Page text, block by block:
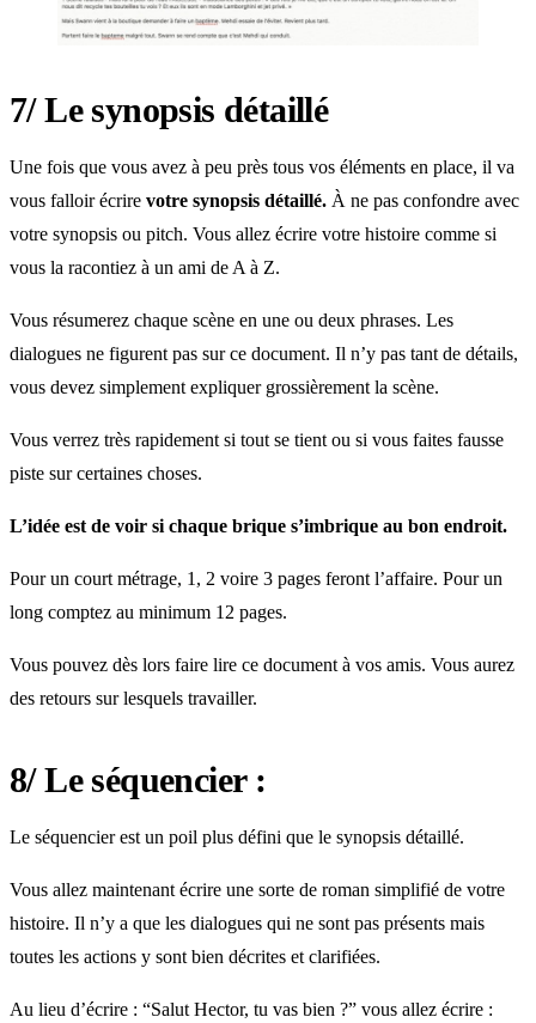
7/ Le synopsis détaillé
Une fois que vous avez à peu près tous vos éléments en place, il va
vous falloir écrire votre synopsis détaillé. À ne pas confondre avec
votre synopsis ou pitch. Vous allez écrire votre histoire comme si
vous la racontiez à un ami de A à Z.
Vous résumerez chaque scène en une ou deux phrases. Les
dialogues ne figurent pas sur ce document. Il n’y pas tant de détails,
vous devez simplement expliquer grossièrement la scène.
Vous verrez très rapidement si tout se tient ou si vous faites fausse
piste sur certaines choses.
L’idée est de voir si chaque brique s’imbrique au bon endroit.
Pour un court métrage, 1, 2 voire 3 pages feront l’affaire. Pour un
long comptez au minimum 12 pages.
Vous pouvez dès lors faire lire ce document à vos amis. Vous aurez
des retours sur lesquels travailler.
8/ Le séquencier :
Le séquencier est un poil plus défini que le synopsis détaillé.
Vous allez maintenant écrire une sorte de roman simplifié de votre
histoire. Il n’y a que les dialogues qui ne sont pas présents mais
toutes les actions y sont bien décrites et clarifiées.
Au lieu d’écrire : “Salut Hector, tu vas bien ?” vous allez écrire :